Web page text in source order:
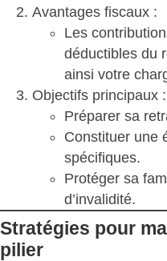
Avantages fiscaux :
Les
déductibles du
ainsi votre
Objectifs principaux :
Préparer sa
Constituer une
spécifiques.
Protéger sa
d’invalidité.
Stratégies pour
pilier